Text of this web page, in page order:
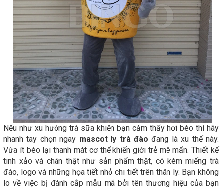
Nếu như xu hướng trà sữa khiến bạn cảm thấy hơi béo thì hãy
nhanh tay chọn ngay mascot ly trà đàođang là xu thế này.
Vừa ít béo lại thanh mát cơ thể khiến giới trẻ mê mẩn. Thiết kế
tinh xảo và chân thật như sản phẩm thật, có kèm miếng trà
đào, logo và những họa tiết nhỏ chi tiết trên thân ly. Bạn không
lo về việc bị đánh cắp mẫu mã bởi tên thương hiệu của bạn